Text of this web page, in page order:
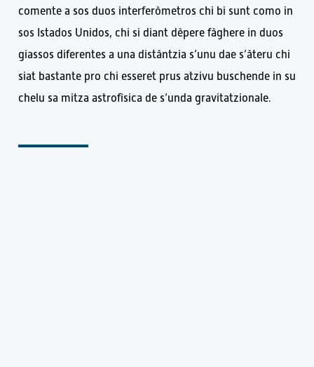
comente a sos duos interferòmetros chi bi sunt como in
sos Istados Unidos, chi si diant dèpere fàghere in duos
giassos diferentes a una distàntzia s’unu dae s’àteru chi
siat bastante pro chi esseret prus atzivu buschende in su
chelu sa mitza astrofìsica de s’unda gravitatzionale.